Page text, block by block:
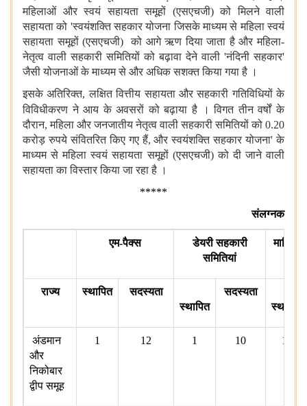
महिलाओं और स्वयं सहायता समूहों (एसएचजी)को मिलने वाली
सहायता को 'स्‍वयंशक्ति सहकार योजना जिसके माध्यम से महिला स्वयं
सहायता समूहों (एसएचजी)को आगे ऋण दिया जाता है और महिला-
नेतृत्व वाली सहकारी समितियों को बढ़ावा देने वाली 'नंदिनी सहकार'
जैसी योजनाओं के माध्यम से और अधिक सशक्त किया गया है ।
इसके अतिरिक्त,लक्षित वित्तीय सहायता और सहकारी गतिविधियों के
विविधीकरण ने आय के अवसरों को बढ़ाया है ।
विगत तीन वर्षों के
दौरान,महिला और जनजातीय नेतृत्व वाली सहकारी समितियों को 0.20
करोड़ रुपये संवितरित किए गए हैं,और स्‍वयंशक्ति सहकार योजना'के
माध्यम से महिला स्वयं सहायता समूहों (एसएचजी)को दी जाने वाली
सहायता का विस्तार किया जा रहा है ।
*****
संलग्नक
एम-पैक्स
डेयरी सहकारी
समितियां
राज्य स्थापित
सदस्यता
स्थापित
सदस्यता
स्थापित
अंडमान
और
निकोबार
द्वीप समूह
1 12 1 10 11